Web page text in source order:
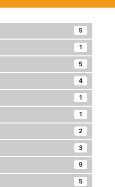
5
1
5
4
1
1
2
3
9
5